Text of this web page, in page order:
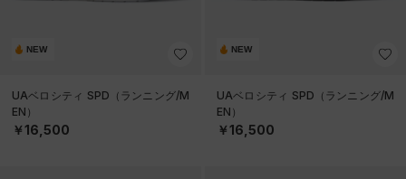
NEW
UAベロシティ SPD（ランニング/M
EN）
￥16,500
NEW
UAベロシティ SPD（ランニング/M
EN）
￥16,500